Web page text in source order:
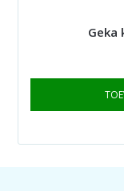
Geka